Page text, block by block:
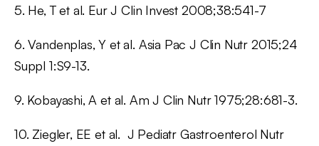
5. He, T et al. Eur J Clin Invest 2008;38:541-7
6. Vandenplas, Y et al. Asia Pac J Clin Nutr 2015;24
Suppl 1:S9-13.
9. Kobayashi, A et al. Am J Clin Nutr 1975;28:681-3.
10. Ziegler, EE et al. J Pediatr Gastroenterol Nutr